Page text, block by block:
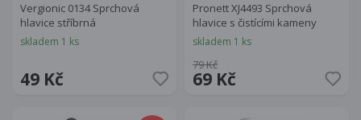
Vergionic 0134 Sprchová
hlavice stříbrná
skladem 1 ks
49 Kč
Pronett XJ4493 Sprchová
hlavice s čistícími kameny
skladem 1 ks
69 Kč
79 Kč